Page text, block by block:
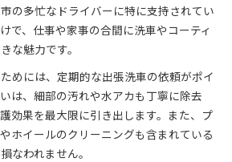
の多忙なドライバーに特に支持されてい
で、仕事や家事の合間に洗車やコーティ
な魅力です。
めには、定期的な出張洗車の依頼がポイ
は、細部の汚れや水アカも丁寧に除去
効果を最大限に引き出します。また、プ
ホイールのクリーニングも含まれている
なわれません。